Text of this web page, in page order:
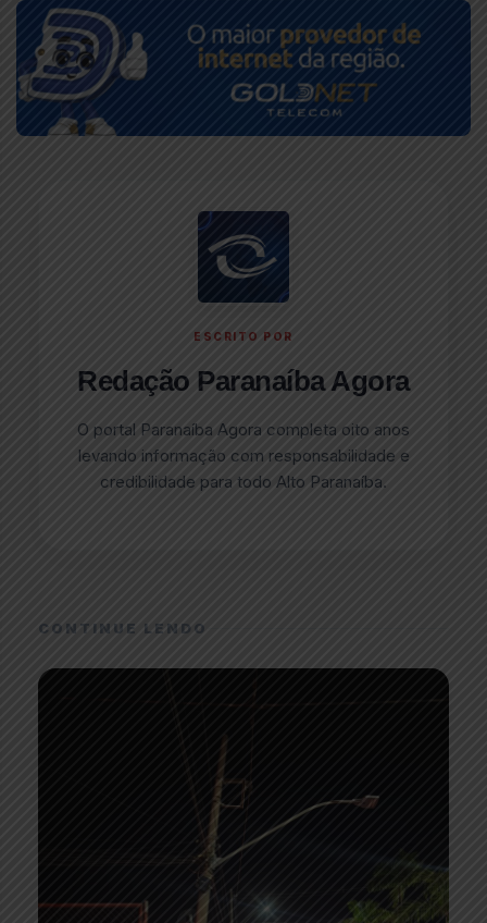
ESCRITO POR
Redação Paranaíba Agora
O portal Paranaíba Agora completa oito anos
levando informação com responsabilidade e
credibilidade para todo Alto Paranaíba.
CONTINUE LENDO